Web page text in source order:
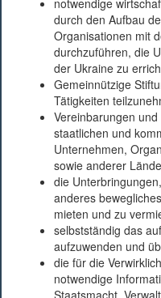
notwendige
durch den Aufbau
Organisationen mit
durchzuführen, die
der Ukraine zu
Gemeinnützige
Tätigkeiten
Vereinbarungen
staatlichen und
Unternehmen,
sowie anderer
die
anderes
mieten und zu
selbstständig das
aufzuwenden und
die für die
notwendige
Staatsmacht,